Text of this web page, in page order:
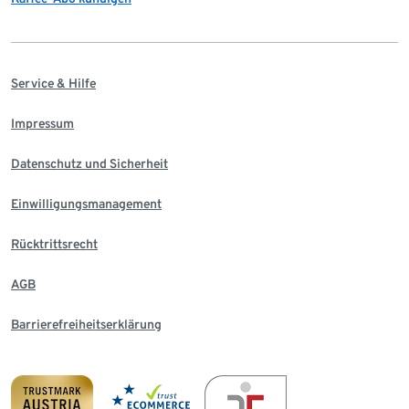
Service & Hilfe
Impressum
Datenschutz und Sicherheit
Einwilligungsmanagement
Rücktrittsrecht
AGB
Barrierefreiheitserklärung